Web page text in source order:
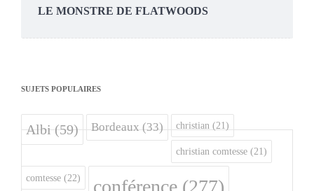
LE MONSTRE DE FLATWOODS
SUJETS POPULAIRES
Albi(59) Bordeaux(33) christian (21)
christian comtesse (21)
comtesse (22) conférence (277)